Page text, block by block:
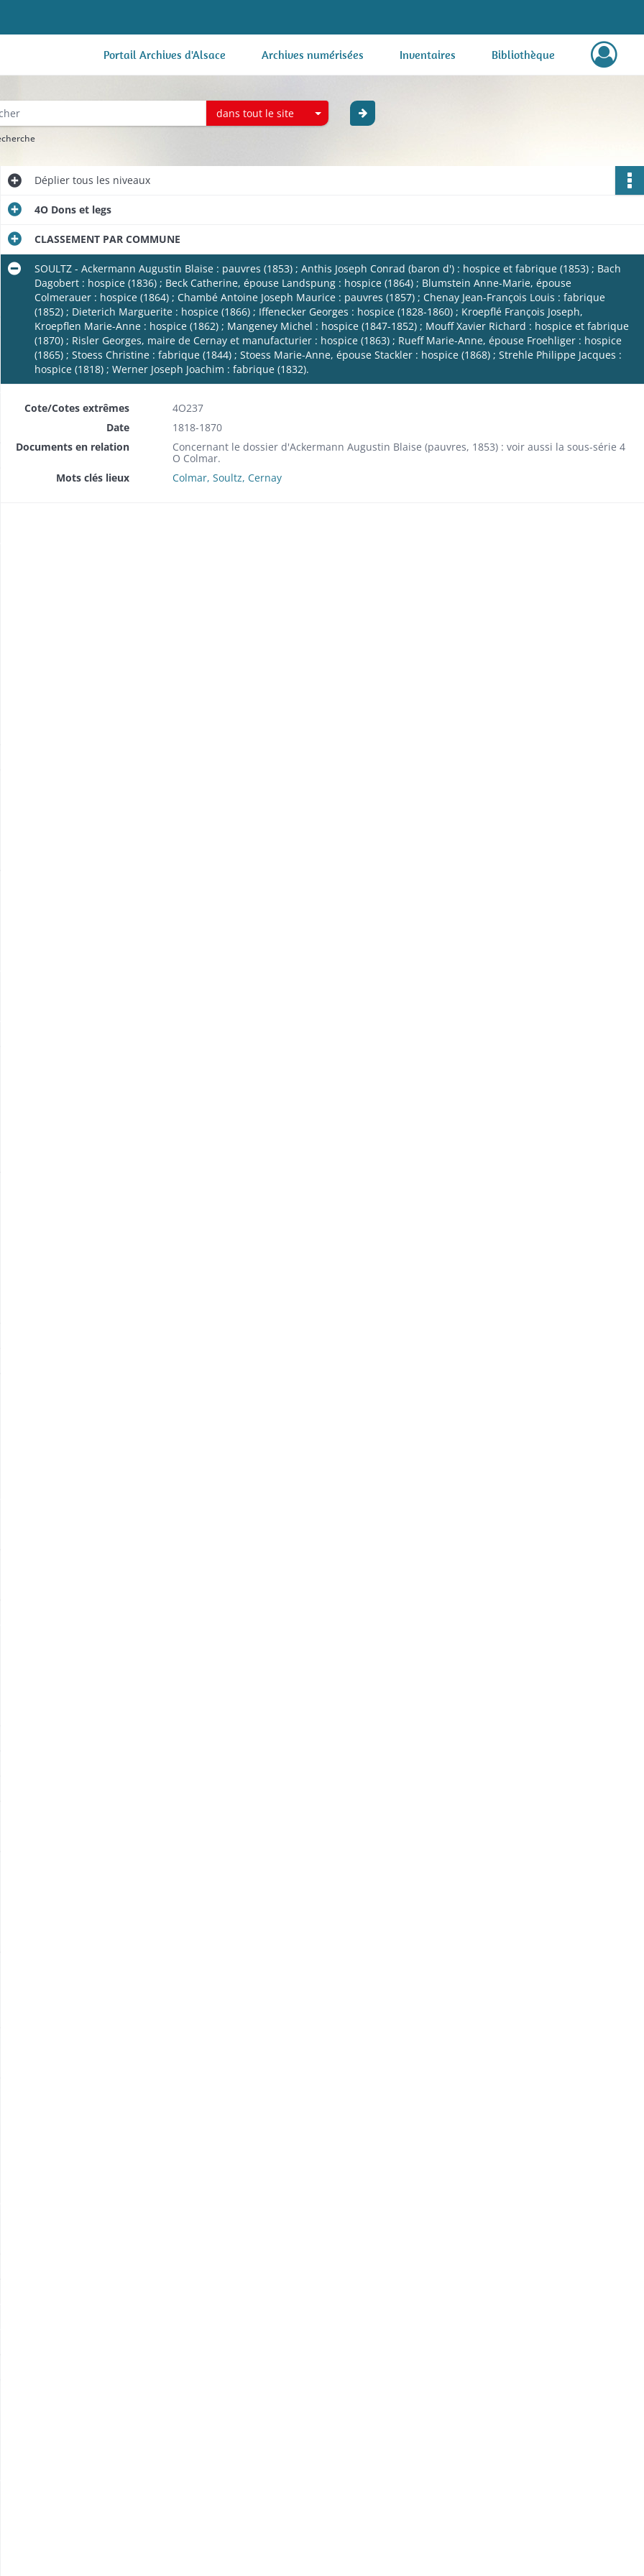
Portail Archives d'Alsace Archives numérisées Inventaires Bibliothèque
dans tout le site
Dépliertous les niveaux
4O Dons et legs
CLASSEMENT PAR COMMUNE
SOULTZ - Ackermann Augustin Blaise : pauvres (1853) ; Anthis Joseph Conrad (baron d') : hospice et fabrique (1853) ; Bach
Dagobert : hospice (1836) ; Beck Catherine, épouse Landspung : hospice (1864) ; Blumstein Anne-Marie, épouse
Colmerauer : hospice (1864) ; Chambé Antoine Joseph Maurice : pauvres (1857) ; Chenay Jean-François Louis : fabrique
(1852) ; Dieterich Marguerite : hospice (1866) ; Iffenecker Georges : hospice (1828-1860) ; Kroepflé François Joseph,
Kroepflen Marie-Anne : hospice (1862) ; Mangeney Michel : hospice (1847-1852) ; Mouff Xavier Richard : hospice et fabrique
(1870) ; Risler Georges, maire de Cernay et manufacturier : hospice (1863) ; Rueff Marie-Anne, épouse Froehliger : hospice
(1865) ; Stoess Christine : fabrique (1844) ; Stoess Marie-Anne, épouse Stackler : hospice (1868) ; Strehle Philippe Jacques :
hospice (1818) ; Werner Joseph Joachim : fabrique (1832).
Cote/Cotes extrêmes
4O237
Date
1818-1870
Documents en relation
Concernant le dossier d'Ackermann Augustin Blaise (pauvres, 1853) : voir aussi la sous-série 4
O Colmar.
Mots clés lieux
Colmar, Soultz, Cernay